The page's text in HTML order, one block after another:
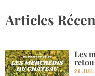
Articles
Les
28